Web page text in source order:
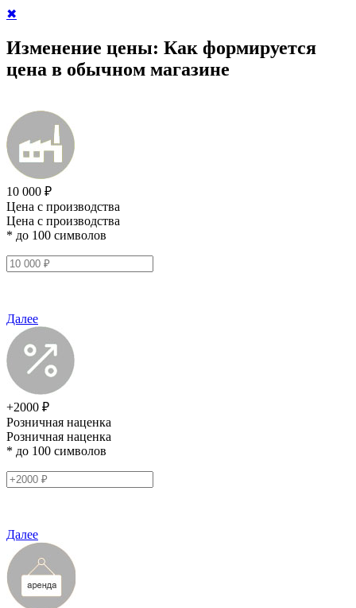
✖
Изменение цены: Как формируется
цена в обычном магазине
10 000 ₽
Цена с производства
Цена с производства
* до 100 символов
Далее
+2000 ₽
Розничная наценка
Розничная наценка
* до 100 символов
Далее